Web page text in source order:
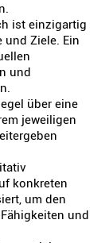
ist einzigartig
Ziele. Ein
und
über eine
jeweiligen
konkreten
um den
und